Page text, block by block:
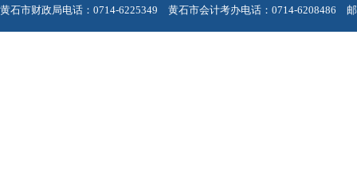
黄石市财政局电话：0714-6225349 黄石市会计考办电话：0714-6208486